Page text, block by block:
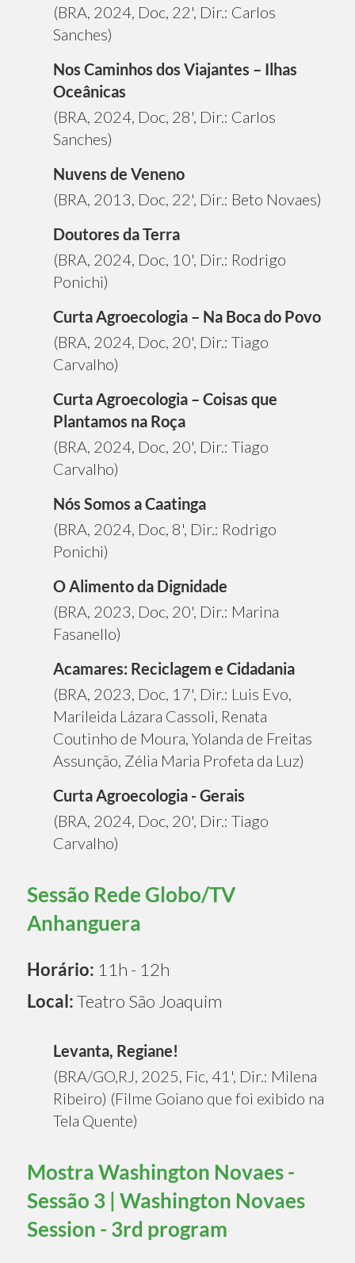
(BRA, 2024, Doc, 22', Dir.: Carlos
Sanches)
Nos Caminhos dos Viajantes – Ilhas
Oceânicas
(BRA, 2024, Doc, 28', Dir.: Carlos
Sanches)
Nuvens de Veneno
(BRA, 2013, Doc, 22', Dir.: Beto Novaes)
Doutores da Terra
(BRA, 2024, Doc, 10', Dir.: Rodrigo
Ponichi)
Curta Agroecologia – Na Boca do Povo
(BRA, 2024, Doc, 20', Dir.: Tiago
Carvalho)
Curta Agroecologia – Coisas que
Plantamos na Roça
(BRA, 2024, Doc, 20', Dir.: Tiago
Carvalho)
Nós Somos a Caatinga
(BRA, 2024, Doc, 8', Dir.: Rodrigo
Ponichi)
O Alimento da Dignidade
(BRA, 2023, Doc, 20', Dir.: Marina
Fasanello)
Acamares: Reciclagem e Cidadania
(BRA, 2023, Doc, 17', Dir.: Luis Evo,
Marileida Lázara Cassoli, Renata
Coutinho de Moura, Yolanda de Freitas
Assunção, Zélia Maria Profeta da Luz)
Curta Agroecologia - Gerais
(BRA, 2024, Doc, 20', Dir.: Tiago
Carvalho)
Sessão Rede Globo/TV
Anhanguera
Horário: 11h - 12h
Local:Teatro São Joaquim
Levanta, Regiane!
(BRA/GO,RJ, 2025, Fic, 41', Dir.: Milena
Ribeiro) (Filme Goiano que foi exibido na
Tela Quente)
Mostra Washington Novaes -
Sessão 3 | Washington Novaes
Session - 3rd program